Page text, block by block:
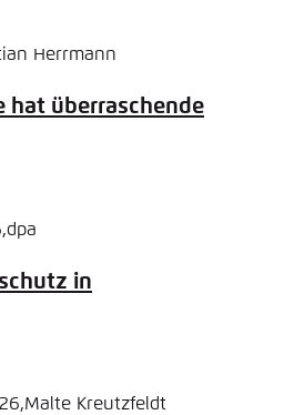
Herrmann
hat überraschende
,dpa
in
,Malte Kreutzfeldt